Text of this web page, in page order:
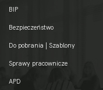
BIP
Bezpieczeństwo
Do pobrania | Szablony
Sprawy pracownicze
APD